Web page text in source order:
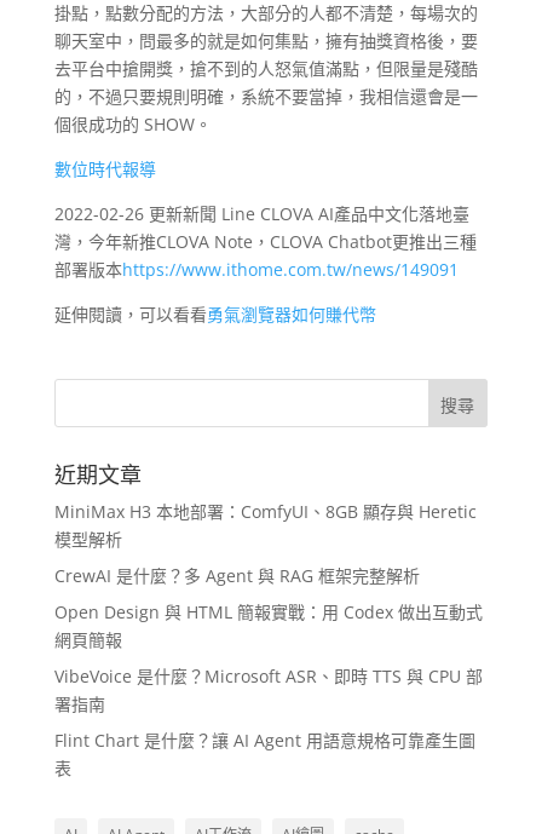
掛點，點數分配的方法，大部分的人都不清楚，每場次的
聊天室中，問最多的就是如何集點，擁有抽獎資格後，要
去平台中搶開獎，搶不到的人怒氣值滿點，但限量是殘酷
的，不過只要規則明確，系統不要當掉，我相信還會是一
個很成功的 SHOW。
數位時代報導
2022-02-26 更新新聞 Line CLOVA AI產品中文化落地臺
灣，今年新推CLOVA Note，CLOVA Chatbot更推出三種
部署版本https://www.ithome.com.tw/news/149091
延伸閱讀，可以看看勇氣瀏覽器如何賺代幣
近期文章
MiniMax H3 本地部署：ComfyUI、8GB 顯存與 Heretic
模型解析
CrewAI 是什麼？多 Agent 與 RAG 框架完整解析
Open Design 與 HTML 簡報實戰：用 Codex 做出互動式
網頁簡報
VibeVoice 是什麼？Microsoft ASR、即時 TTS 與 CPU 部
署指南
Flint Chart 是什麼？讓 AI Agent 用語意規格可靠產生圖
表